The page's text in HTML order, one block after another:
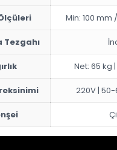
Min: 100 mm /
Tezgahı
Net: 65 kg
220V | 50-